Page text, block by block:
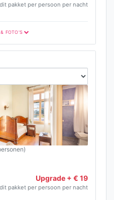
pakket per persoon per nacht
FOTO'S
Upgrade + € 19
pakket per persoon per nacht